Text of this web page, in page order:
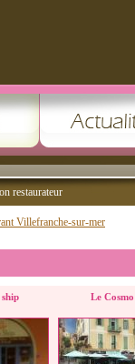
restaurateur
Villefranche-sur-mer
Le Cosmo